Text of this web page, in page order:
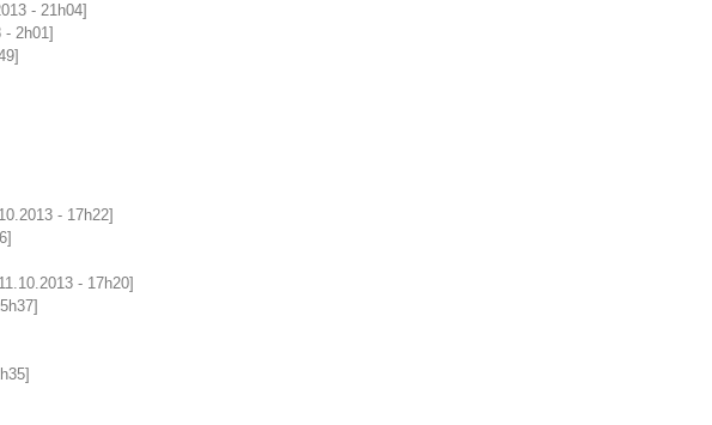
- 21h04]
- 2h01]
- 17h22]
- 17h20]